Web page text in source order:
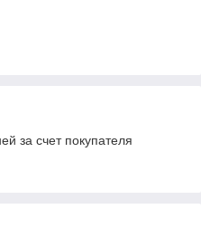
за счет покупателя